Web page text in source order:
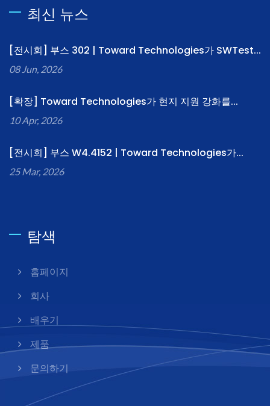
최신 뉴스
[전시회] 부스 302 | Toward Technologies가 SWTest...
08 Jun, 2026
[확장] Toward Technologies가 현지 지원 강화를...
10 Apr, 2026
[전시회] 부스 W4.4152 | Toward Technologies가...
25 Mar, 2026
탐색
홈페이지
회사
배우기
제품
문의하기